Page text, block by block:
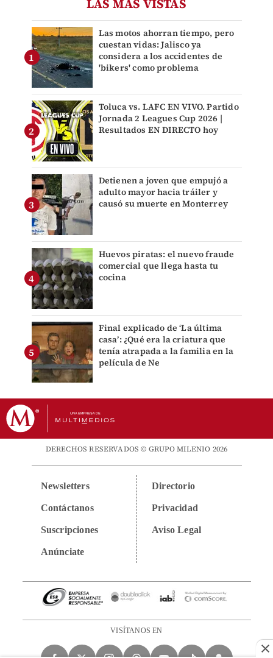
LAS MÁS VISTAS
Las motos ahorran tiempo, pero
cuestan vidas: Jalisco ya
considera a los accidentes de
'bikers' como problema
Toluca vs. LAFC EN VIVO. Partido
Jornada 2 Leagues Cup 2026 |
Resultados EN DIRECTO hoy
Detienen a joven que empujó a
adulto mayor hacia tráiler y
causó su muerte en Monterrey
Huevos piratas: el nuevo fraude
comercial que llega hasta tu
cocina
Final explicado de ‘La última
casa’: ¿Qué era la criatura que
tenía atrapada a la familia en la
película de Ne
DERECHOS RESERVADOS © GRUPO MILENIO 2026
Newsletters
Contáctanos
Suscripciones
Anúnciate
Directorio
Privacidad
Aviso Legal
VISÍTANOS EN